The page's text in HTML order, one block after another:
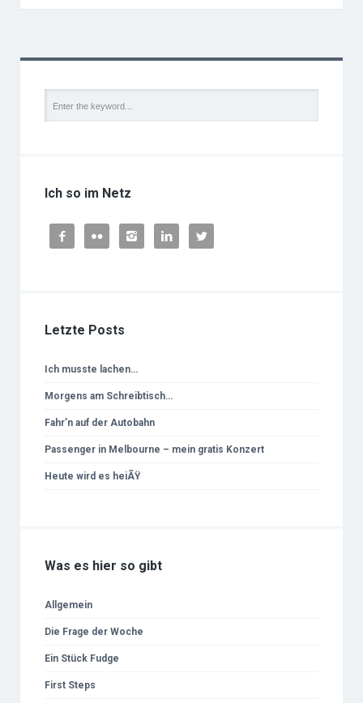
Ich so im Netz
    
Letzte Posts
Ich musste lachen…
Morgens am Schreibtisch…
Fahr’n auf der Autobahn
Passenger in Melbourne – mein gratis Konzert
Heute wird es heiÃŸ
Was es hier so gibt
Allgemein
Die Frage der Woche
Ein Stück Fudge
First Steps